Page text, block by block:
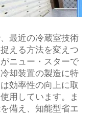
最近の冷蔵室技術
える方法を変えつ
ニュー・スターで
却装置の製造に特
効率性の向上に取
用しています。ま
備え、知能型省エ